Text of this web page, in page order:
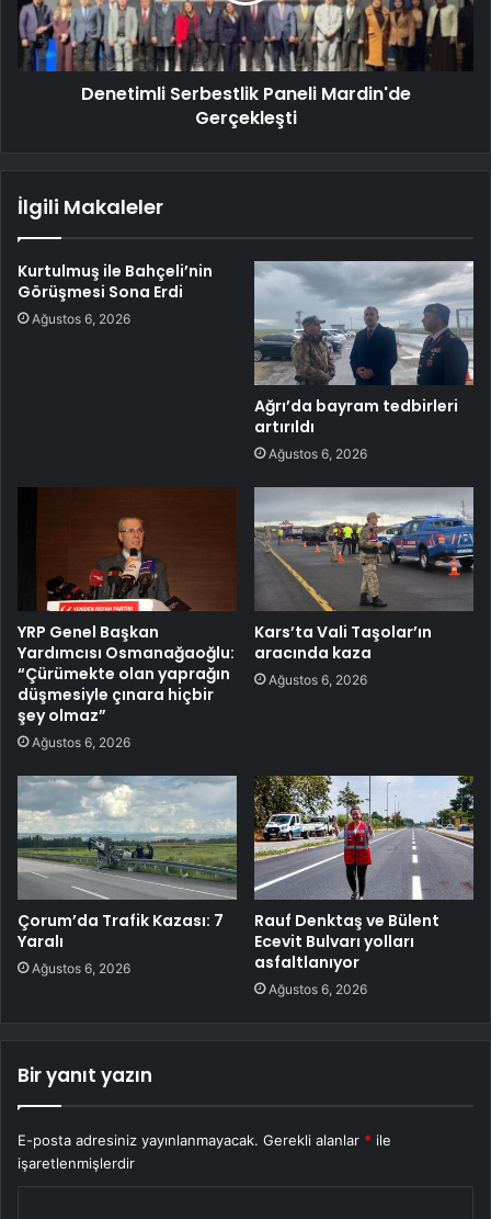
Denetimli Serbestlik Paneli Mardin'de
Gerçekleşti
İlgili Makaleler
Kurtulmuş ile Bahçeli’nin
Görüşmesi Sona Erdi
Ağustos 6, 2026
Ağrı’da bayram tedbirleri
artırıldı
Ağustos 6, 2026
YRP Genel Başkan
Yardımcısı Osmanağaoğlu:
“Çürümekte olan yaprağın
düşmesiyle çınara hiçbir
şey olmaz”
Ağustos 6, 2026
Kars’ta Vali Taşolar’ın
aracında kaza
Ağustos 6, 2026
Çorum’da Trafik Kazası: 7
Yaralı
Ağustos 6, 2026
Rauf Denktaş ve Bülent
Ecevit Bulvarı yolları
asfaltlanıyor
Ağustos 6, 2026
Bir yanıt yazın
E-posta adresiniz yayınlanmayacak. Gerekli alanlar * ile
işaretlenmişlerdir